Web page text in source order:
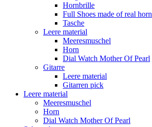
Hornbrille
Full Shoes made of real horn
Tasche
Leere material
Meeresmuschel
Horn
Dial Watch Mother Of Pearl
Gitarre
Leere material
Gitarren pick
Leere material
Meeresmuschel
Horn
Dial Watch Mother Of Pearl